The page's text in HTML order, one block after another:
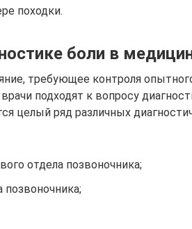
походки.
боли в
требующее контроля
подходят к вопросу
целый ряд различных
отдела позвоночника;